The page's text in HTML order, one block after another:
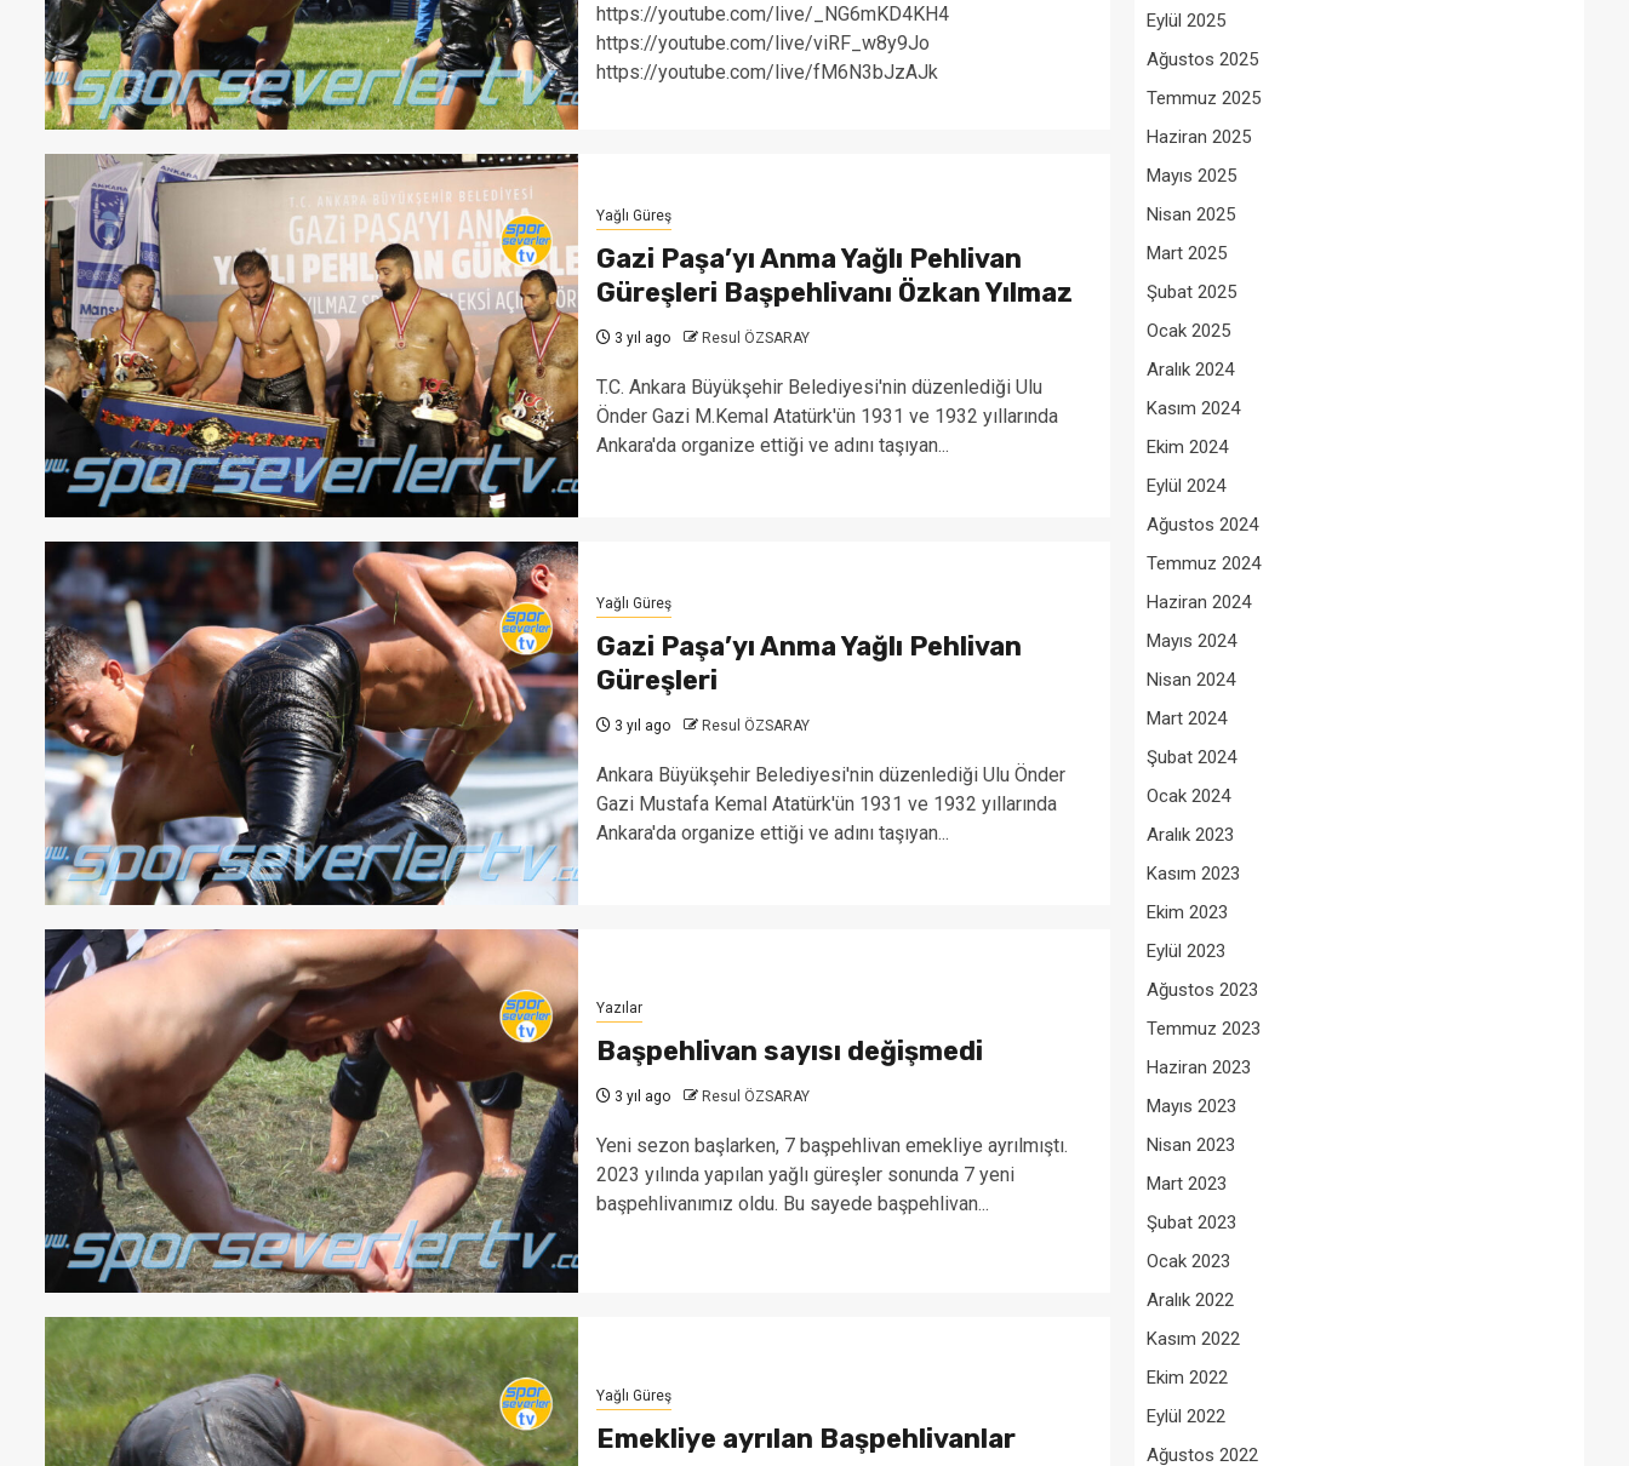
https://youtube.com/live/_NG6mKD4KH4
https://youtube.com/live/viRF_w8y9Jo
https://youtube.com/live/fM6N3bJzAJk
Yağlı Güreş
Gazi Paşa’yı Anma Yağlı Pehlivan
Güreşleri Başpehlivanı Özkan Yılmaz
3 yıl ago Resul ÖZSARAY
T.C. Ankara Büyükşehir Belediyesi'nin düzenlediği Ulu
Önder Gazi M.Kemal Atatürk'ün 1931 ve 1932 yıllarında
Ankara'da organize ettiği ve adını taşıyan...
Yağlı Güreş
Gazi Paşa’yı Anma Yağlı Pehlivan
Güreşleri
3 yıl ago Resul ÖZSARAY
Ankara Büyükşehir Belediyesi'nin düzenlediği Ulu Önder
Gazi Mustafa Kemal Atatürk'ün 1931 ve 1932 yıllarında
Ankara'da organize ettiği ve adını taşıyan...
Yazılar
Başpehlivan sayısı değişmedi
3 yıl ago Resul ÖZSARAY
Yeni sezon başlarken, 7 başpehlivan emekliye ayrılmıştı.
2023 yılında yapılan yağlı güreşler sonunda 7 yeni
başpehlivanımız oldu. Bu sayede başpehlivan...
Yağlı Güreş
Emekliye ayrılan Başpehlivanlar
Eylül 2025
Ağustos 2025
Temmuz 2025
Haziran 2025
Mayıs 2025
Nisan 2025
Mart 2025
Şubat 2025
Ocak 2025
Aralık 2024
Kasım 2024
Ekim 2024
Eylül 2024
Ağustos 2024
Temmuz 2024
Haziran 2024
Mayıs 2024
Nisan 2024
Mart 2024
Şubat 2024
Ocak 2024
Aralık 2023
Kasım 2023
Ekim 2023
Eylül 2023
Ağustos 2023
Temmuz 2023
Haziran 2023
Mayıs 2023
Nisan 2023
Mart 2023
Şubat 2023
Ocak 2023
Aralık 2022
Kasım 2022
Ekim 2022
Eylül 2022
Ağustos 2022